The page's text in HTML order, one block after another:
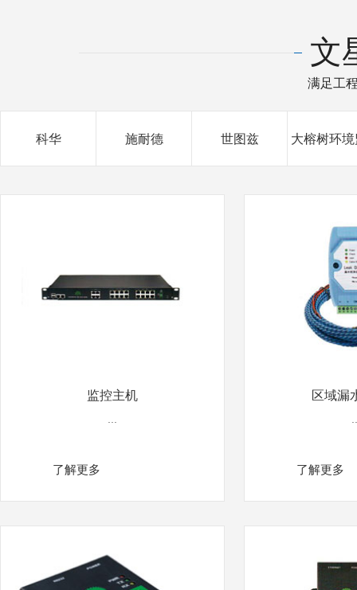
文
满足工
科华 施耐德 世图兹 大榕树环
监控主机
了解更多
区域漏
了解更多